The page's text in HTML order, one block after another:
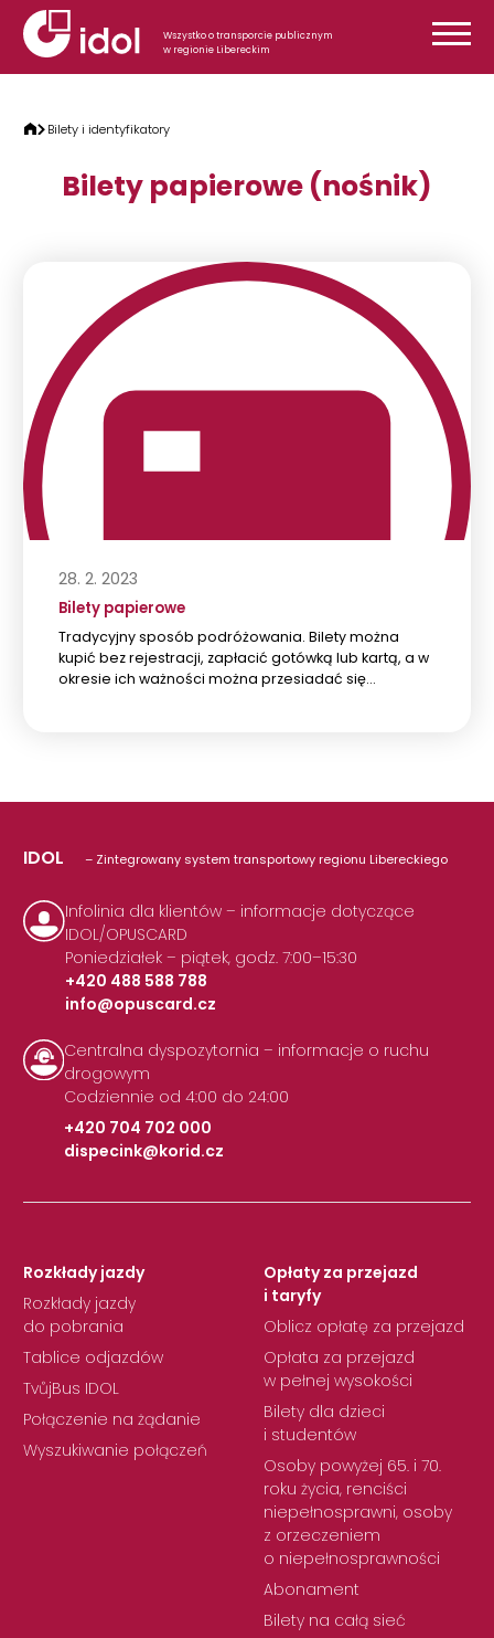
Przejdź do treści
Wszystko o transporcie publicznym
w regionie Libereckim
Bilety i identyfikatory
Bilety papierowe (nośnik)
28. 2. 2023
Bilety papierowe
Tradycyjny sposób podróżowania. Bilety można
kupić bez rejestracji, zapłacić gotówką lub kartą, a w
okresie ich ważności można przesiadać się…
IDOL – Zintegrowany system transportowy regionu Libereckiego
Infolinia dla klientów – informacje dotyczące
IDOL/OPUSCARD
Poniedziałek – piątek, godz. 7:00–15:30
+420 488 588 788
|
info@opuscard.cz
Centralna dyspozytornia – informacje o ruchu
drogowym
Codziennie od 4:00 do 24:00
+420 704 702 000
|
dispecink@korid.cz
Rozkłady jazdy
Rozkłady jazdy
do pobrania
Tablice odjazdów
TvůjBus IDOL
Połączenie na żądanie
Wyszukiwanie połączeń
Opłaty za przejazd
i taryfy
Oblicz opłatę za przejazd
Opłata za przejazd
w pełnej wysokości
Bilety dla dzieci
i studentów
Osoby powyżej 65. i 70.
roku życia, renciści
niepełnosprawni, osoby
z orzeczeniem
o niepełnosprawności
Abonament
Bilety na całą sieć